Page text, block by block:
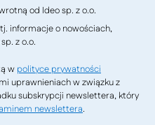
od Ideo sp. z o.o.
informacje o nowościach,
z o.o.
w polityce prywatności
uprawnieniach w związku z
subskrypcji newslettera, który
newslettera.